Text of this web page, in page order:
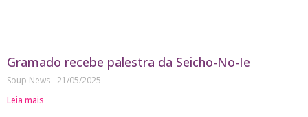
Gramado recebe palestra da Seicho-No-Ie
Soup News 21/05/2025
Leia mais